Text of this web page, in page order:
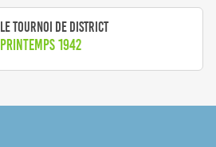
Le Tournoi de District
Printemps 1942